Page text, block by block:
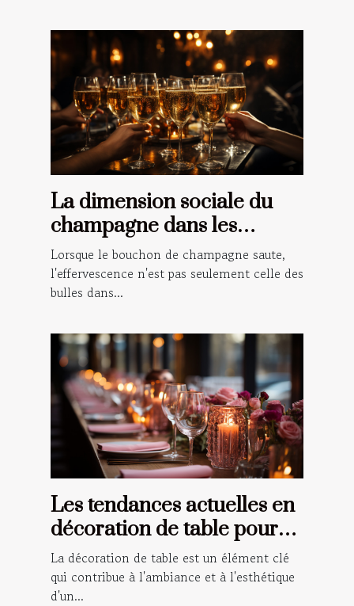
La dimension sociale du
champagne dans les
célébrations et les rituels
Lorsque le bouchon de champagne saute,
l'effervescence n'est pas seulement celle des
bulles dans...
Les tendances actuelles en
décoration de table pour
les événements spéciaux
La décoration de table est un élément clé
qui contribue à l'ambiance et à l'esthétique
d'un...